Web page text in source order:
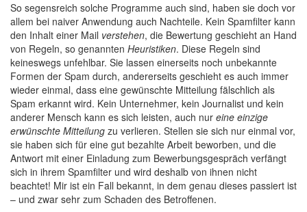
So segensreich solche Programme auch sind, haben sie doch vor
allem bei naiver Anwendung auch Nachteile. Kein Spamfilter kann
den Inhalt einer Mail verstehen, die Bewertung geschieht an Hand
von Regeln, so genannten Heuristiken. Diese Regeln sind
keineswegs unfehlbar. Sie lassen einerseits noch unbekannte
Formen der Spam durch, andererseits geschieht es auch immer
wieder einmal, dass eine gewünschte Mitteilung fälschlich als
Spam erkannt wird. Kein Unternehmer, kein Journalist und kein
anderer Mensch kann es sich leisten, auch nur eine einzige
erwünschte Mitteilung zu verlieren. Stellen sie sich nur einmal vor,
sie haben sich für eine gut bezahlte Arbeit beworben, und die
Antwort mit einer Einladung zum Bewerbungsgespräch verfängt
sich in ihrem Spamfilter und wird deshalb von ihnen nicht
beachtet! Mir ist ein Fall bekannt, in dem genau dieses passiert ist
– und zwar sehr zum Schaden des Betroffenen.